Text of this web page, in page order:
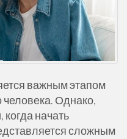
важным этапом
Однако,
когда начать
сложным